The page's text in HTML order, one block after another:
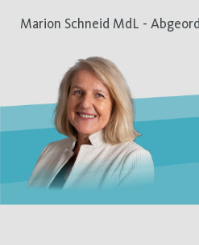
Inhalt
Marion Schneid MdL -